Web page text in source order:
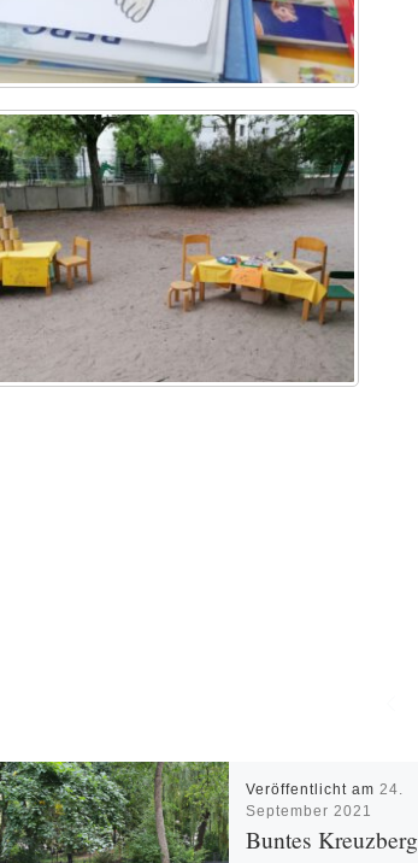
Veröffentlicht am 24.
September 2021
Buntes Kreuzberg